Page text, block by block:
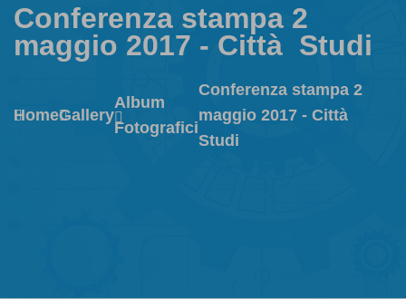
Conferenza stampa 2
maggio 2017 - Città Studi
HomeGallery
Album
Fotografici
Conferenza stampa 2
maggio 2017 - Città
Studi